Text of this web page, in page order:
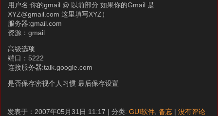
用户名:你的gmail @ 以前部分 如果你的Gmail 是
XYZ@gmail.com 这里填写XYZ）
服务器:gmail.com
资源：gmail
高级选项
端口：5222
连接服务器:talk.google.com
是否保存密视个人习惯 最后保存设置
发表于：2007年05月31日 11:17 | 分类: GUI软件 备忘 | 没有评论